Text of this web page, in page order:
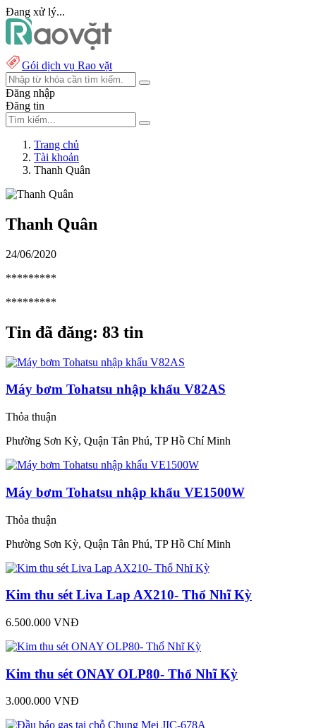
Đang xử lý...
Gói dịch vụ Rao vặt
Đăng nhập
Đăng tin
Trang chủ
Tài khoản
Thanh Quân
Thanh Quân
24/06/2020
*********
*********
Tin đã đăng: 83 tin
Máy bơm Tohatsu nhập khẩu V82AS
Thỏa thuận
Phường Sơn Kỳ, Quận Tân Phú, TP Hồ Chí Minh
Máy bơm Tohatsu nhập khẩu VE1500W
Thỏa thuận
Phường Sơn Kỳ, Quận Tân Phú, TP Hồ Chí Minh
Kim thu sét Liva Lap AX210- Thổ Nhĩ Kỳ
6.500.000 VNĐ
Kim thu sét ONAY OLP80- Thổ Nhĩ Kỳ
3.000.000 VNĐ